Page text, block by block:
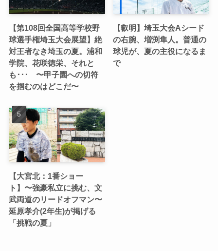
【第108回全国高等学校野
球選手権埼玉大会展望】絶
対王者なき埼玉の夏。浦和
学院、花咲徳栄、それと
も･･･ 〜甲子園への切符
を掴むのはどこだ〜
【叡明】埼玉大会Aシード
の右腕、増渕隼人。普通の
球児が、夏の主役になるま
で
【大宮北：1番ショー
ト】〜強豪私立に挑む、文
武両道のリードオフマン〜
延原孝介(2年生)が掲げる
「挑戦の夏」